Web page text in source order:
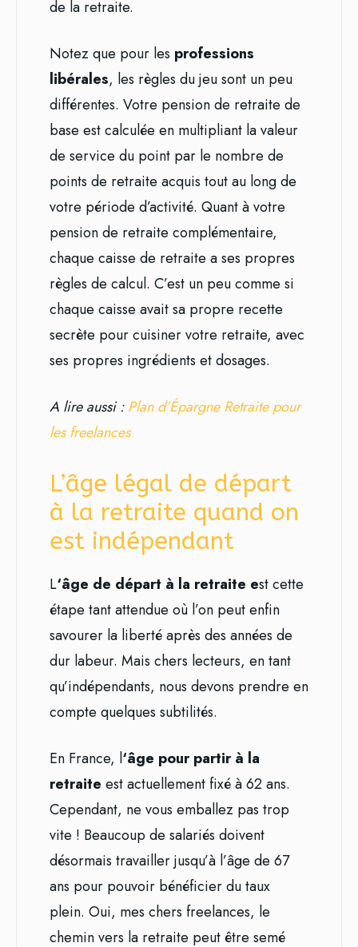
de la retraite.
Notez que pour les professions
libérales, les règles du jeu sont un peu
différentes. Votre pension de retraite de
base est calculée en multipliant la valeur
de service du point par le nombre de
points de retraite acquis tout au long de
votre période d’activité. Quant à votre
pension de retraite complémentaire,
chaque caisse de retraite a ses propres
règles de calcul. C’est un peu comme si
chaque caisse avait sa propre recette
secrète pour cuisiner votre retraite, avec
ses propres ingrédients et dosages.
A lire aussi :Plan d’Épargne Retraite pour
les freelances
L’âge légal de départ
à la retraite quand on
est indépendant
L‘âge de départ à la retraite est cette
étape tant attendue où l’on peut enfin
savourer la liberté après des années de
dur labeur. Mais chers lecteurs, en tant
qu’indépendants, nous devons prendre en
compte quelques subtilités.
En France, l‘âge pour partir à la
retraite est actuellement fixé à 62 ans.
Cependant, ne vous emballez pas trop
vite ! Beaucoup de salariés doivent
désormais travailler jusqu’à l’âge de 67
ans pour pouvoir bénéficier du taux
plein. Oui, mes chers freelances, le
chemin vers la retraite peut être semé